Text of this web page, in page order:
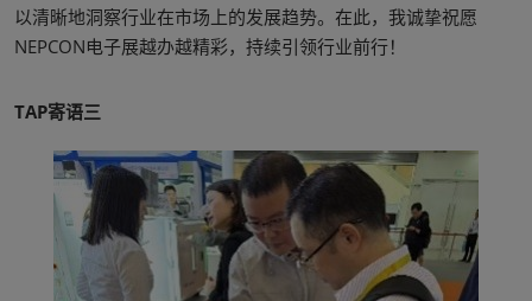
以清晰地洞察行业在市场上的发展趋势。在此，我诚挚祝愿
NEPCON电子展越办越精彩，持续引领行业前行！
TAP寄语三